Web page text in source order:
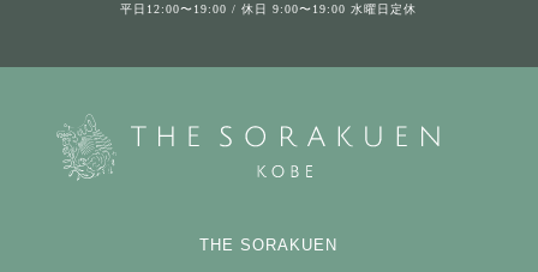
平日12:00〜19:00 / 休日 9:00〜19:00 水曜日定休
THE SORAKUEN